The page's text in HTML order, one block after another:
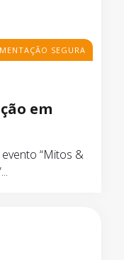
SEGURA
em
“Mitos &